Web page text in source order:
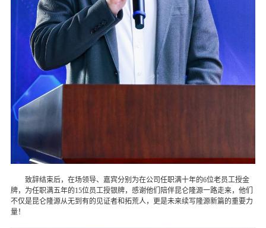
致辞结束后，在场领导、嘉宾分别为在公司任职满十年的6位老员工授金
牌，为任职满五年的15位员工授银牌，感谢他们陪伴昆仑隆源一路走来，他们
不仅是昆仑隆源从无到有的见证者和拓荒人，更是未来续写隆源新篇的重要力
量！